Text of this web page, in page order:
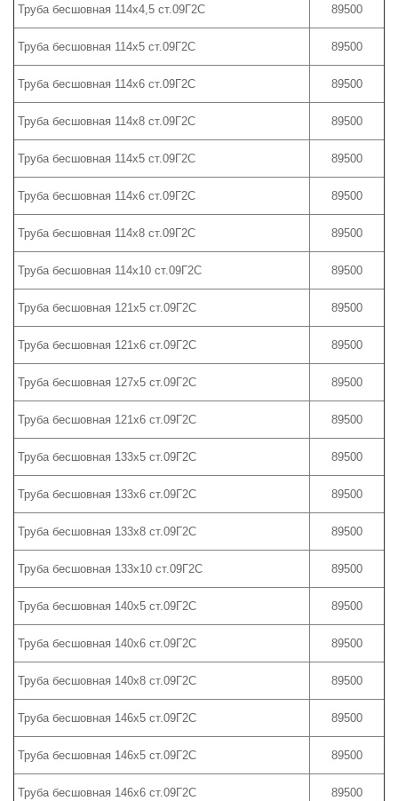
Труба бесшовная 114х4,5 ст.09Г2С 89500
Труба бесшовная 114х5 ст.09Г2С 89500
Труба бесшовная 114х6 ст.09Г2С 89500
Труба бесшовная 114х8 ст.09Г2С 89500
Труба бесшовная 114х5 ст.09Г2С 89500
Труба бесшовная 114х6 ст.09Г2С 89500
Труба бесшовная 114х8 ст.09Г2С 89500
Труба бесшовная 114х10 ст.09Г2С 89500
Труба бесшовная 121х5 ст.09Г2С 89500
Труба бесшовная 121х6 ст.09Г2С 89500
Труба бесшовная 127х5 ст.09Г2С 89500
Труба бесшовная 121х6 ст.09Г2С 89500
Труба бесшовная 133х5 ст.09Г2С 89500
Труба бесшовная 133х6 ст.09Г2С 89500
Труба бесшовная 133х8 ст.09Г2С 89500
Труба бесшовная 133х10 ст.09Г2С 89500
Труба бесшовная 140х5 ст.09Г2С 89500
Труба бесшовная 140х6 ст.09Г2С 89500
Труба бесшовная 140х8 ст.09Г2С 89500
Труба бесшовная 146х5 ст.09Г2С 89500
Труба бесшовная 146х5 ст.09Г2С 89500
Труба бесшовная 146х6 ст.09Г2С 89500